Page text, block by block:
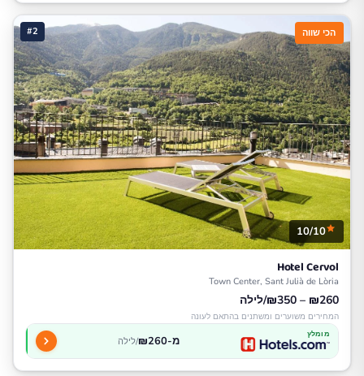
#2 הכי שווה
10/10
Hotel Cervol
Town Center, Sant Julià de Lòria
₪260 – ₪350/לילה
המחירים משוערים ומשתנים בהתאם לעונה
מומלץ מ-₪260 /לילה